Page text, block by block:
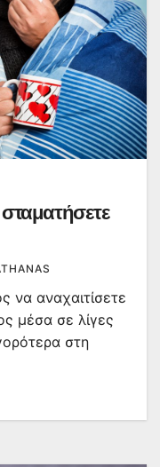
να αναχαιτίσετε
μέσα σε λίγες
στη